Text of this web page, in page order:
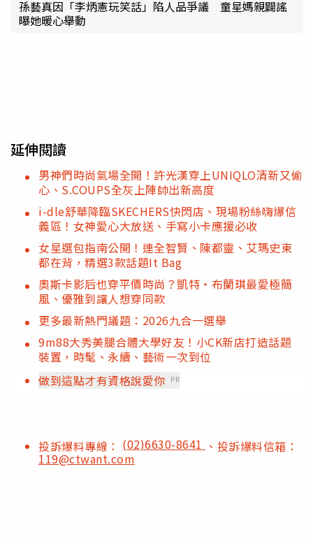
孫藝真因「李炳憲玩笑話」陷人品爭議 童星媽親闢謠
曝她暖心舉動
延伸閱讀
男神們時尚氣場全開！許光漢穿上UNIQLO清新又偷
心、S.COUPS全灰上陣帥出新高度
i-dle舒華降臨SKECHERS快閃店、現場粉絲嗨爆信
義區！女神愛心大放送、手寫小卡應援必收
女星選包指南公開！連全智賢、陳都靈、艾瑪史東
都在背，精選3款話題It Bag
奧斯卡影后也穿平價時尚？凱特・布蘭琪最愛極簡
風、優雅到讓人想穿同款
更多最新熱門議題：2026九合一選舉
9m88大秀美腿合體大學好友！小CK新店打造話題
裝置，時髦、永續、藝術一次到位
做到這點才有資格說愛你 PR
投訴爆料專線： (02)6630-8641 、投訴爆料信箱：
119@ctwant.com